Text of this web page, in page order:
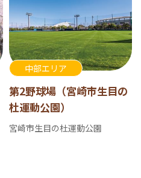
中部エリア
第2野球場（宮崎市生目の
杜運動公園）
宮崎市生目の杜運動公園